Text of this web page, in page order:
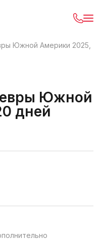
Южной Америки 2025,
Южной
дней